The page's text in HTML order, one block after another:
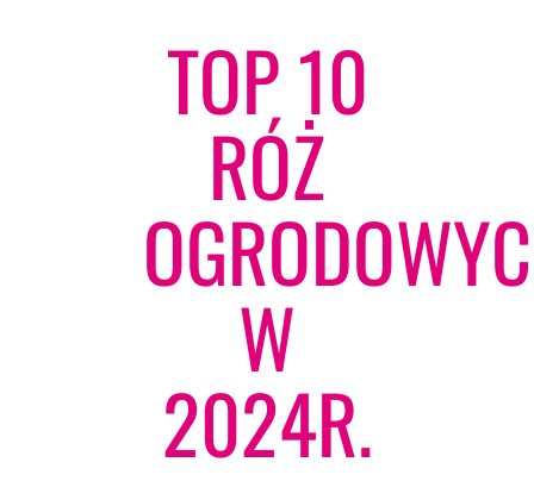
TOP 10
RÓŻ
W
2024R.